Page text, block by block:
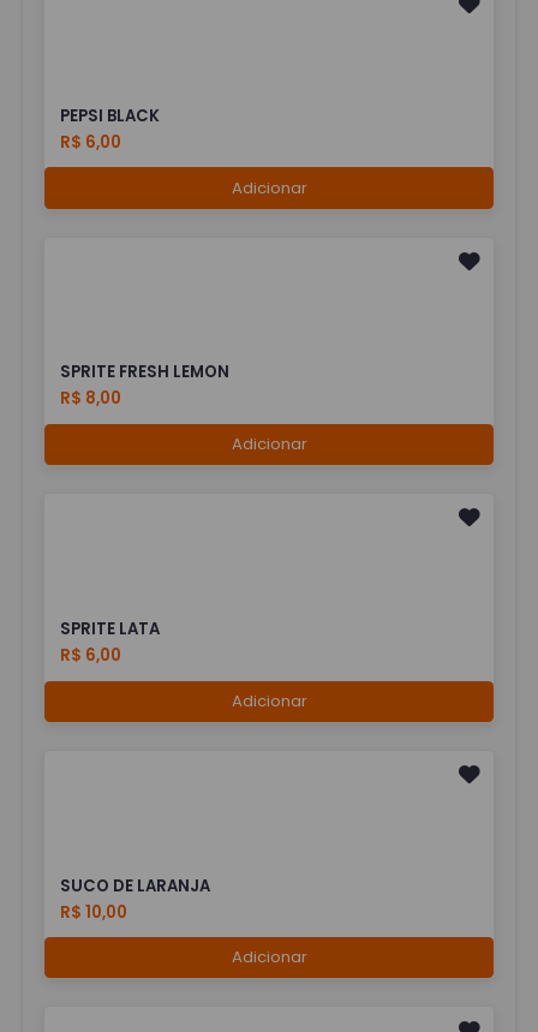
PEPSI BLACK
R$ 6,00
Adicionar
SPRITE FRESH LEMON
R$ 8,00
Adicionar
SPRITE LATA
R$ 6,00
Adicionar
SUCO DE LARANJA
R$ 10,00
Adicionar